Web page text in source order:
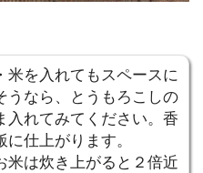
米を入れてもスペースに
うなら、とうもろこしの
入れてみてください。香
に仕上がります。
米は炊き上がると２倍近